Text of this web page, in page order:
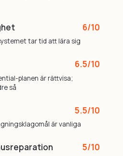
6/10
tar tid att lära sig
6.5/10
planen är rättvisa;
så
5.5/10
är vanliga
5/10